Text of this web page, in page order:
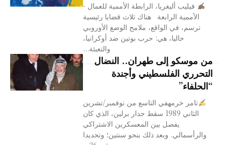
فيليب أليغريا، الرابطة الأممية للعمال -
الأممية الرابعة هناك ثلاث قضايا رئيسية
ترسم، في الواقع، ملامح الوضع الأوروبي
حاليا، هي: حرب بوتين ضد أوكرانيا،
والتعبئة...
من موسكو إلى طهران.. النضال
التحرري الفلسطيني وأجندة
“الحلفاء”
تامر خرمهفي التاسع من نوفمبر/تشرين
الثاني 1989 سقط جدار برلين، الذي كان
يفصل بين المعسكرين الاشتراكي
والرأسمالي. وبعد ذلك بنحو سنتين؛ وتحديدا